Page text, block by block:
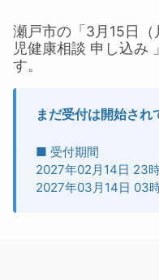
瀬戸市の「 3月15日（
児健康相談 申し込み
す。
まだ受付は開始され
■ 受付期間
2027年02月14日 23
2027年03月14日 03